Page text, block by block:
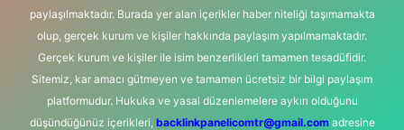
paylaşılmaktadır. Burada yer alan içerikler haber niteliği taşımamakta
olup, gerçek kurum ve kişiler hakkında paylaşım yapılmamaktadır.
Gerçek kurum ve kişiler ile isim benzerlikleri tamamen tesadüfidir.
Sitemiz, kar amacı gütmeyen ve tamamen ücretsiz bir bilgi paylaşım
platformudur. Hukuka ve yasal düzenlemelere aykırı olduğunu
düşündüğünüz içerikleri, backlinkpanelicomtr@gmail.comadresine